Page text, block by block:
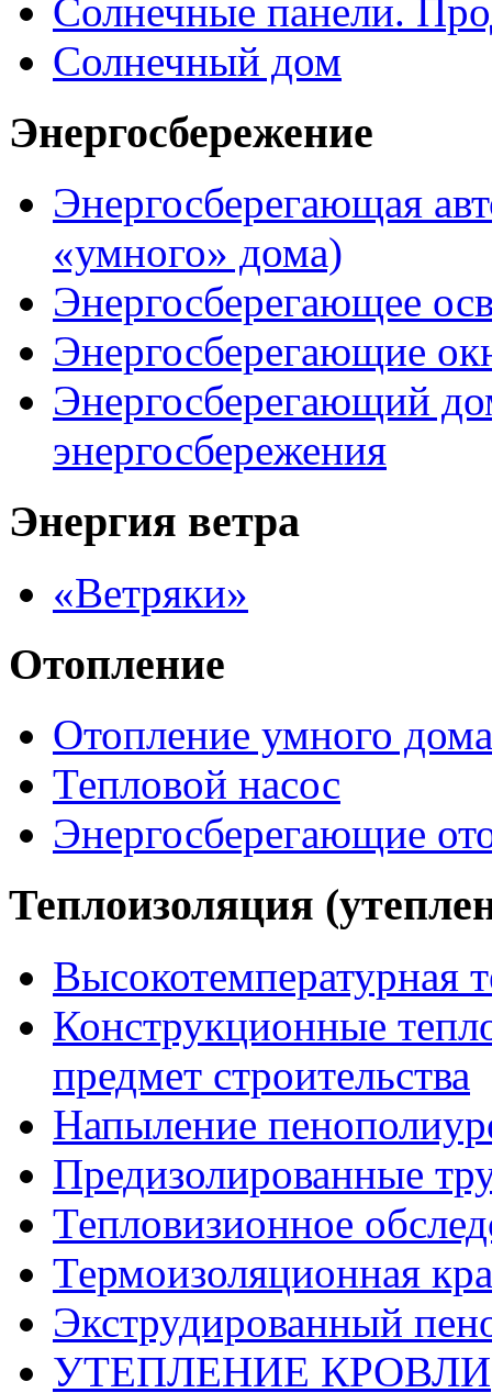
Солнечные панели.
Солнечный дом
Энергосбережение
Энергосберегающая
«умного» дома)
Энергосберегающее
Энергосберегающие
Энергосберегающий
энергосбережения
Энергия ветра
«Ветряки»
Отопление
Отопление умного дома
Тепловой насос
Энергосберегающие
Теплоизоляция
Высокотемпературная
Конструкционные
предмет строительства
Напыление
Предизолированные
Тепловизионное
Термоизоляционная
Экструдированный
УТЕПЛЕНИЕ КРОВЛИ